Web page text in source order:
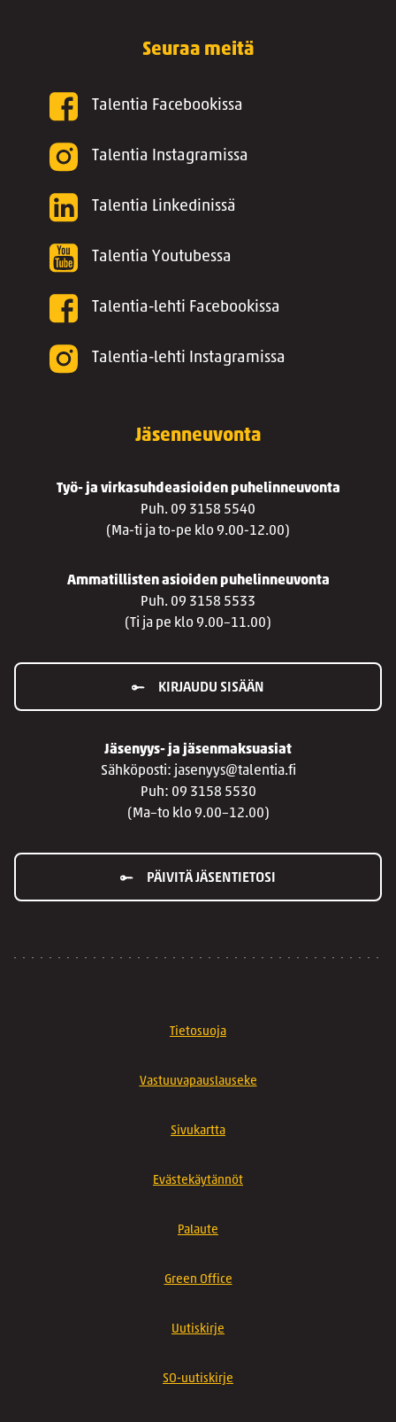
Seuraa meitä
Talentia Facebookissa
Talentia Instagramissa
Talentia Linkedinissä
Talentia Youtubessa
Talentia-lehti Facebookissa
Talentia-lehti Instagramissa
Jäsenneuvonta
Työ- ja virkasuhdeasioiden puhelinneuvonta
Puh. 09 3158 5540
(Ma-ti ja to-pe klo 9.00-12.00)
Ammatillisten asioiden puhelinneuvonta
Puh. 09 3158 5533
(Ti ja pe klo 9.00–11.00)
KIRJAUDU SISÄÄN
Jäsenyys- ja jäsenmaksuasiat
Sähköposti: jasenyys@talentia.fi
Puh: 09 3158 5530
(Ma–to klo 9.00–12.00)
PÄIVITÄ JÄSENTIETOSI
Tietosuoja
Vastuuvapauslauseke
Sivukartta
Evästekäytännöt
Palaute
Green Office
Uutiskirje
SO-uutiskirje